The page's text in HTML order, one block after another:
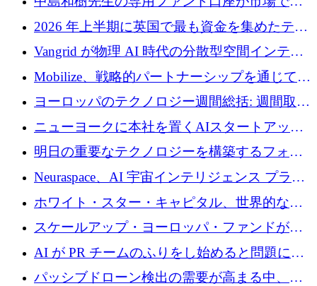
い評価を得ています！Providend社の設立25周
年を記念して、受講生の皆様に配当金が支給
されました！
2026 年上半期に英国で最も資金を集めたテク
ノロジー企業
Vangrid が物理 AI 時代の分散型空間インテリ
ジェンス ネットワークを構築するために 900
万ドルのシードを調達
Mobilize、戦略的パートナーシップを通じて通
信ソフトウェア会社を拡大するための投資部
ヨーロッパのテクノロジー週間総括: 週間取引
額 8 億 7,800 万ユーロと 2026 年上半期の主要
ニューヨークに本社を置くAIスタートアップ
Modal Labsがロンドンオフィスを開設
明日の重要なテクノロジーを構築するフォト
ニクスのスケールアップに対応する
Neuraspace、AI 宇宙インテリジェンス プラッ
トフォームの拡大に 1,560 万ユーロを投資
ホワイト・スター・キャピタル、世界的なス
タートアップをシリーズAからBまで支援する
ために2億5,000万ドルのファンドIVを閉鎖
スケールアップ・ヨーロッパ・ファンドが初
の投資を行い、Iceeyeの10億ユーロのラウンド
を共同主導
AI が PR チームのふりをし始めると問題にな
ります
パッシブドローン検出の需要が高まる中、